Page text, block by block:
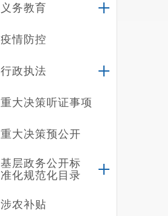
义务教育
疫情防控
行政执法
重大决策听证事项
重大决策预公开
基层政务公开标
准化规范化目录
涉农补贴